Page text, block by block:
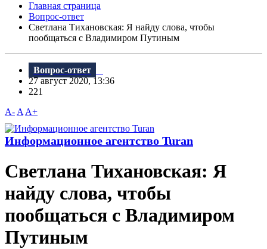
Главная страница
Вопрос-ответ
Светлана Тихановская: Я найду слова, чтобы
пообщаться с Владимиром Путиным
Вопрос-ответ
27 август 2020, 13:36
221
A- A A+
Информационное агентство Turan
Светлана Тихановская: Я
найду слова, чтобы
пообщаться с Владимиром
Путиным